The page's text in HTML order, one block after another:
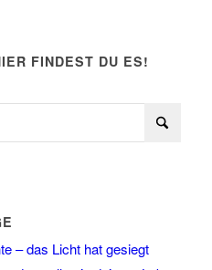
FINDEST DU ES!
– das Licht hat gesiegt